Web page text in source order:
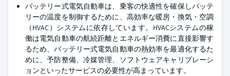
バッテリー式電気自動車は、乗客の快適性を確保しバッテ
リーの温度を制御するために、高効率な暖房・換気・空調
（HVAC）システムに依存しています。HVACシステムの稼
働は電気自動車の航続距離とエネルギー消費に直接影響す
るため、バッテリー式電気自動車の熱効率を最適化するた
めに、予防整備、冷媒管理、ソフトウェアキャリブレーシ
ョンといったサービスの必要性が高まっています。